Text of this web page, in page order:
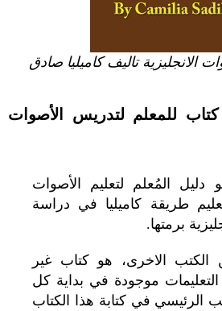
الانجليزية تاليف كاميليا صادق
للمعلم لتدريس الأصوات
دليل المُعلم لتعليم الأصوات
طريقة كاميليا في دراسة
برمتها.
الاخرى، هو كتاب غير
موجودة في بداية كل
الرئيسي في كتابة هذا الكتاب